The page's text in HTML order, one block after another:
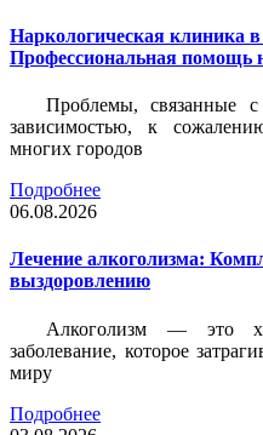
Наркологическая клиника
Профессиональная помощь
Проблемы, связанные с
зависимостью, к
многих городов
Подробнее
06.08.2026
Лечение алкоголизма:
выздоровлению
Алкоголизм — это
заболевание, которое
миру
Подробнее